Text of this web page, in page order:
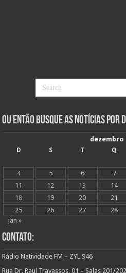
Ou Então Busque as Notícias Por
dezembro
D
S T Q
4
5 6 7
11
12 13 14
18
19 20 21
25
26 27 28
jan »
Contato:
Rádio Natividade FM – ZYL 946
Rua Dr. Raul Travassos, 01 – Salas 201/